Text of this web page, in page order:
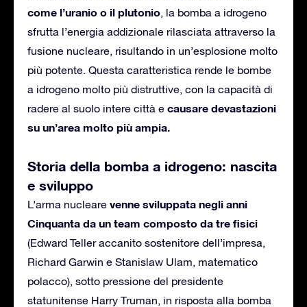
come l’uranio o il plutonio, la bomba a idrogeno
sfrutta l’energia addizionale rilasciata attraverso la
fusione nucleare, risultando in un’esplosione molto
più potente. Questa caratteristica rende le bombe
a idrogeno molto più distruttive, con la capacità di
radere al suolo intere città e causare devastazioni
su un’area molto più ampia.
Storia della bomba a idrogeno: nascita
e sviluppo
L’arma nucleare venne sviluppata negli anni
Cinquanta da un team composto da tre fisici
(Edward Teller accanito sostenitore dell’impresa,
Richard Garwin e Stanislaw Ulam, matematico
polacco), sotto pressione del presidente
statunitense Harry Truman, in risposta alla bomba